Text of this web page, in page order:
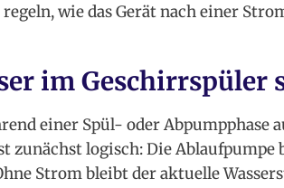
wie das Gerät nach einer
im Geschirrspüler
einer Spül- oder Abpumpphase
zunächst logisch: Die Ablaufpumpe
Strom bleibt der aktuelle